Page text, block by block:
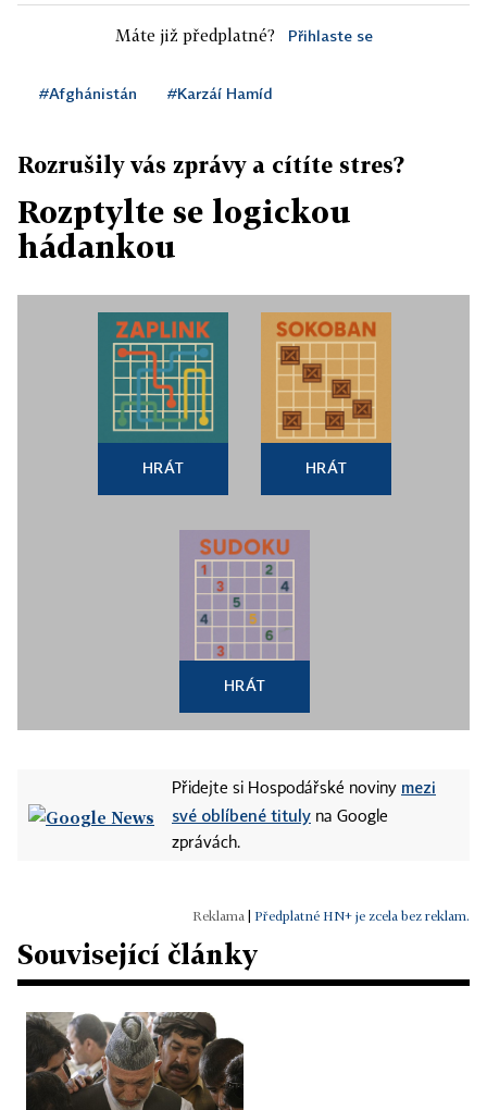
Máte již předplatné? Přihlaste se
#Afghánistán #Karzáí Hamíd
Rozrušily vás zprávy a cítíte stres?
Rozptylte se logickou
hádankou
HRÁT HRÁT
HRÁT
Přidejte si Hospodářské noviny mezi
své oblíbené tituly na Google
zprávách.
Předplatné HN+ je zcela bez reklam.
Související články